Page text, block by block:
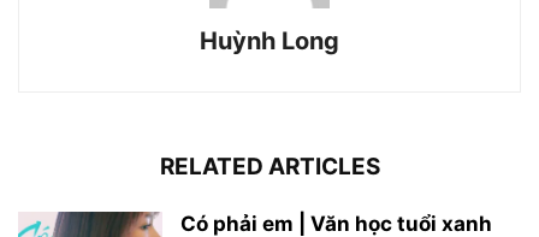
Huỳnh Long
RELATED ARTICLES
Có phải em | Văn học tuổi xanh